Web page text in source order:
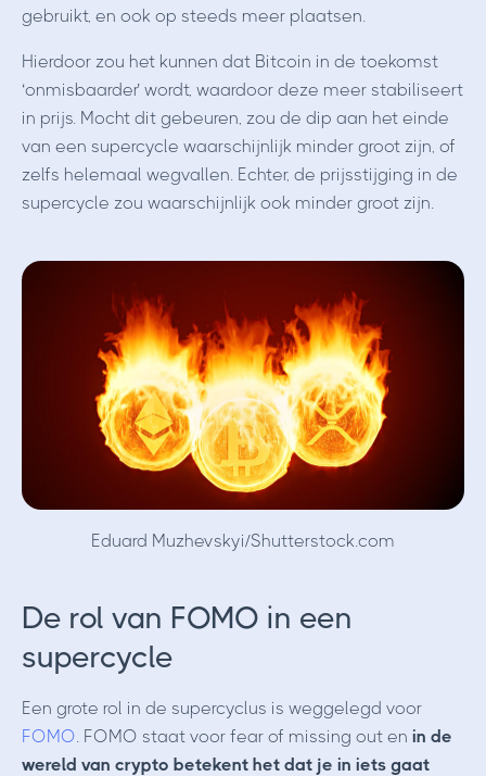
gebruikt, en ook op steeds meer plaatsen.
Hierdoor zou het kunnen dat Bitcoin in de toekomst
‘onmisbaarder’ wordt, waardoor deze meer stabiliseert
in prijs. Mocht dit gebeuren, zou de dip aan het einde
van een supercycle waarschijnlijk minder groot zijn, of
zelfs helemaal wegvallen. Echter, de prijsstijging in de
supercycle zou waarschijnlijk ook minder groot zijn.
Eduard Muzhevskyi/Shutterstock.com
De rol van FOMO in een
supercycle
Een grote rol in de supercyclus is weggelegd voor
FOMO. FOMO staat voor fear of missing out en in de
wereld van crypto betekent het dat je in iets gaat